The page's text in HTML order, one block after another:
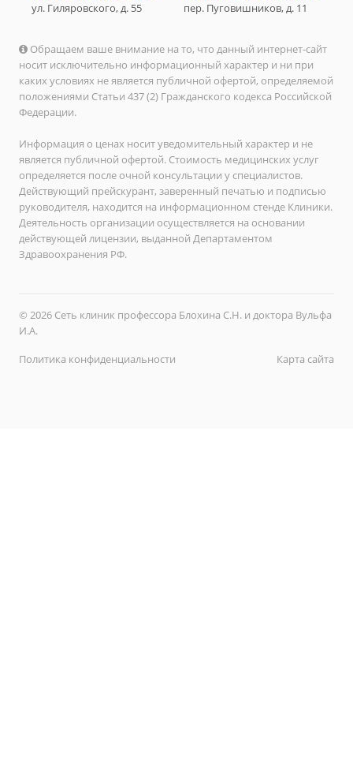
ул. Гиляровского, д. 55
пер. Пуговишников, д. 11
Обращаем ваше внимание на то, что данный интернет-сайт
носит исключительно информационный характер и ни при
каких условиях не является публичной офертой, определяемой
положениями Статьи 437 (2) Гражданского кодекса Российской
Федерации.
Информация о ценах носит уведомительный характер и не
является публичной офертой. Стоимость медицинских услуг
определяется после очной консультации у специалистов.
Действующий прейскурант, заверенный печатью и подписью
руководителя, находится на информационном стенде Клиники.
Деятельность организации осуществляется на основании
действующей лицензии, выданной Департаментом
Здравоохранения РФ.
© 2026 Сеть клиник профессора Блохина С.Н. и доктора Вульфа
И.А.
Политика конфиденциальности
Карта сайта